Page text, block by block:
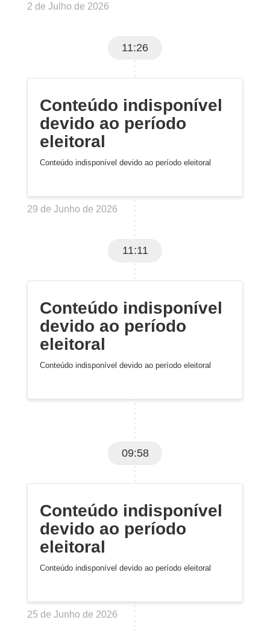
2 de Julho de 2026
11:26
Conteúdo indisponível
devido ao período
eleitoral
Conteúdo indisponível devido ao período eleitoral
29 de Junho de 2026
11:11
Conteúdo indisponível
devido ao período
eleitoral
Conteúdo indisponível devido ao período eleitoral
09:58
Conteúdo indisponível
devido ao período
eleitoral
Conteúdo indisponível devido ao período eleitoral
25 de Junho de 2026